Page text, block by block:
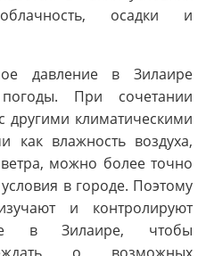
осадки и
давление в Зилаире
При сочетании
другими климатическими
как влажность воздуха,
можно более точно
в городе. Поэтому
и контролируют
в Зилаире, чтобы